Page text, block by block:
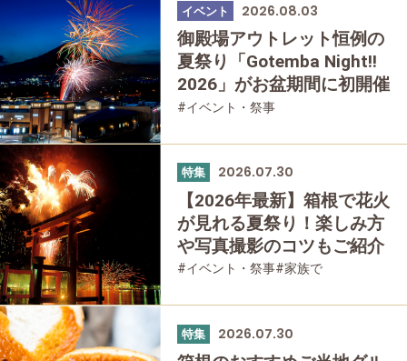
イベント 2026.08.03
御殿場アウトレット恒例の
夏祭り「Gotemba Night!!
2026」がお盆期間に初開催
#イベント・祭事
特集 2026.07.30
【2026年最新】箱根で花火
が見れる夏祭り！楽しみ方
や写真撮影のコツもご紹介
#イベント・祭事#家族で
特集 2026.07.30